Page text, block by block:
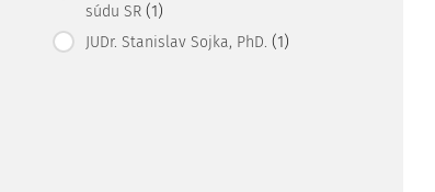
súdu SR (1)
JUDr. Stanislav Sojka, PhD. (1)